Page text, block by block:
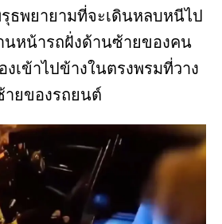
ธพยายามที่จะเดินหลบหนีไป
นหน้ารถฝั่งด้านซ้ายของคน
งเข้าไปข้างในตรงพรมที่วาง
ายของรถยนต์